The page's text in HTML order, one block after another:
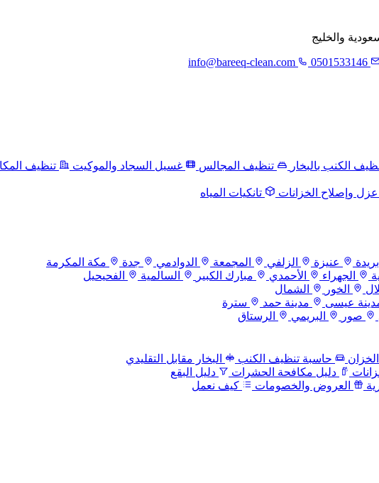
والخليج
info@bareeq-clean.com 0501533146
الكنب بالبخار تنظيف المجالس غسيل السجاد والموكيت تنظيف
عزل وإصلاح الخزانات
تانكيات المياه
بريدة عنيزة الزلفي المجمعة الدوادمي جدة
مكة المكرمة
الجهراء الأحمدي مبارك الكبير السالمية
الفحيحيل
الخور
الشمال
عيسى مدينة حمد
سترة
صور البريمي
الرستاق
حاسبة تنظيف الكنب
البخار مقابل التقليدي
دليل مكافحة الحشرات
دليل البقع
العروض والخصومات
كيف نعمل